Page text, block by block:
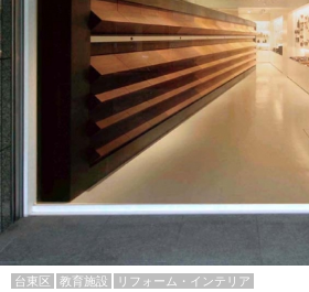
台東区 教育施設 リフォーム・インテリア